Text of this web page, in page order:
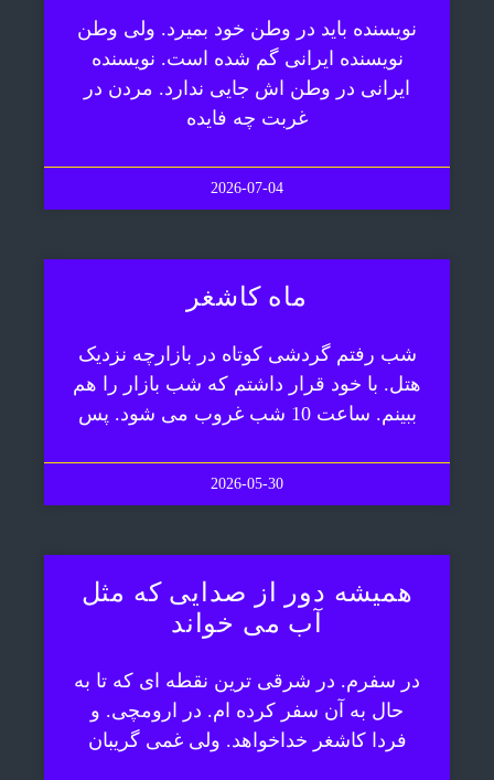
نویسنده باید در وطن خود بمیرد. ولی وطن
نویسنده ایرانی گم شده است. نویسنده
ایرانی در وطن اش جایی ندارد. مردن در
غربت چه فایده
2026-07-04
ماه کاشغر
شب رفتم گردشی کوتاه در بازارچه نزدیک
هتل. با خود قرار داشتم که شب بازار را هم
ببینم. ساعت 10 شب غروب می شود. پس
2026-05-30
همیشه دور از صدایی که مثل
آب می خواند
در سفرم. در شرقی ترین نقطه ای که تا به
حال به آن سفر کرده ام. در ارومچی. و
فردا کاشغر خداخواهد. ولی غمی گریبان